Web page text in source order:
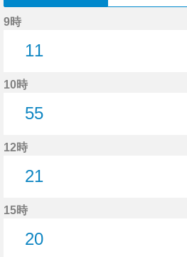
9時
11
10時
55
12時
21
15時
20